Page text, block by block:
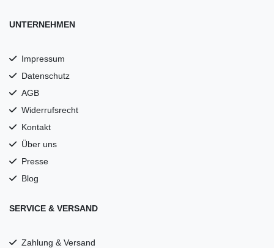
UNTERNEHMEN
Impressum
Datenschutz
AGB
Widerrufsrecht
Kontakt
Über uns
Presse
Blog
SERVICE & VERSAND
Zahlung & Versand